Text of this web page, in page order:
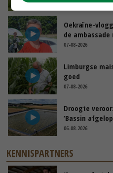
08-08-2026
Oekraïne-
de
07-08-2026
Limburgse
goed
07-08-2026
Droogte
‘Bassin
06-08-2026
KENNISPARTNERS